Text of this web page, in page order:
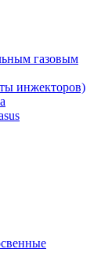
газовым
инжекторов)